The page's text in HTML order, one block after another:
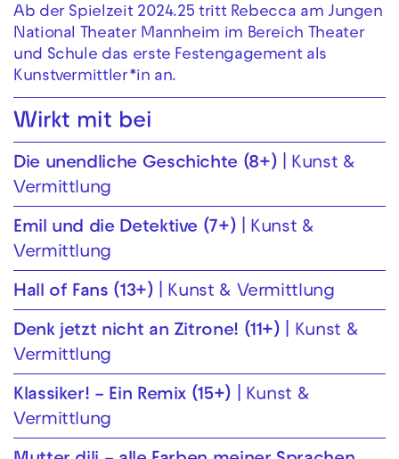
Ab der Spielzeit 2024.25 tritt Rebecca am Jungen
National Theater Mannheim im Bereich Theater
und Schule das erste Festengagement als
Kunstvermittler*in an.
Wirkt mit bei
Die unendliche Geschichte (8+)
Kunst &
Vermittlung
Emil und die Detektive (7+)
Kunst &
Vermittlung
Hall of Fans (13+) Kunst & Vermittlung
Denk jetzt nicht an Zitrone! (11+)
Kunst &
Vermittlung
Klassiker! – Ein Remix (15+)
Kunst &
Vermittlung